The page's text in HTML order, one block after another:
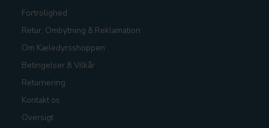
Fortrolighed
Retur, Ombytning & Reklamation
Om Kæledyrsshoppen
Betingelser & Vilkår
Returnering
Kontakt os
Oversigt